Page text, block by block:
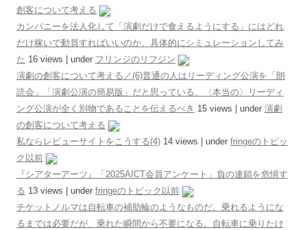
創客について考える
カンパニーを法人化して「演劇だけで食えるようにする」にはどれ
だけ稼いで動員すればいいのか、具体的にシミュレーションしてみ
た 16 views under フリンジのリフジン
演劇の創客について考える／(6)普通の人はリーディング公演を「朗
読会」「演劇公演の簡易版」だと思っている、〈本当の〉リーディ
ング公演が全く別物であることを伝えるべき 15 views under 演劇
の創客について考える
私ならレビューサイトをこうする(4) 14 views under fringeのトピッ
ク以前
『シアターアーツ』「2025AICT会員アンケート」負の連鎖を危惧す
る 13 views under fringeのトピック以前
チケットノルマは自転車の補助輪のようなものだ。乗れるようにな
るまでは必要だが、乗れた瞬間から不要になる。自転車に乗りたけ